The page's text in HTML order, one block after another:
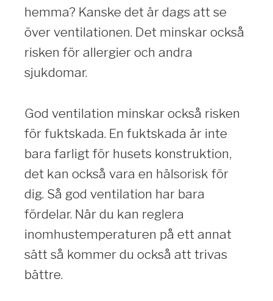
hemma? Kanske det är dags att se
över ventilationen. Det minskar också
risken för allergier och andra
sjukdomar.
God ventilation minskar också risken
för fuktskada. En fuktskada är inte
bara farligt för husets konstruktion,
det kan också vara en hälsorisk för
dig. Så god ventilation har bara
fördelar. När du kan reglera
inomhustemperaturen på ett annat
sätt så kommer du också att trivas
bättre.